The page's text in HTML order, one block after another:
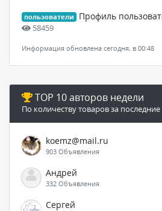
пользователи Профиль
58459
Информация обновлена сегодня, в 00:48
TOP 10 авторов недели
По количеству товаров за
koemz@mail.ru
903 Объявления
Андрей
332 Объявления
Сергей